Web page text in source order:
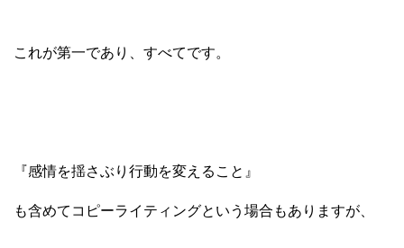
これが第一であり、すべてです。
『感情を揺さぶり行動を変えること』
も含めてコピーライティングという場合もありますが、